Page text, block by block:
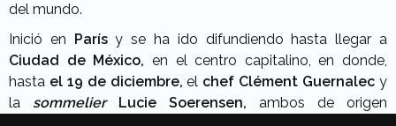
del mundo.
Inició en Parísy se ha ido difundiendo hasta llegar a
Ciudad de México, en el centro capitalino, en donde,
hasta el 19 de diciembre,el chef Clément Guernalec y
la sommelierLucie Soerensen, ambos de origen